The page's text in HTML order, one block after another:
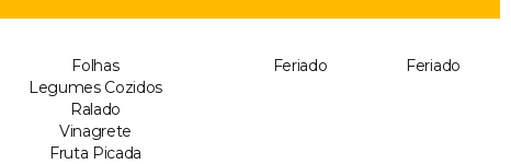
Folhas
Legumes Cozidos
Ralado
Vinagrete
Fruta Picada
Feriado Feriado